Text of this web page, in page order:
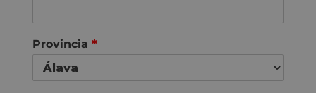
e
i
Provincia *